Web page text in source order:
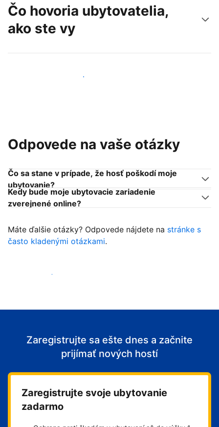
Čo hovoria ubytovatelia,
ako ste vy
Pridať sa k podobným ubytovateľom
Odpovede na vaše otázky
Čo sa stane v prípade, že hosť poškodí moje
ubytovanie?
Kedy bude moje ubytovacie zariadenie
zverejnené online?
Máte ďalšie otázky? Odpovede nájdete na stránke s
často kladenými otázkami.
Začať prijímať hostí
Zaregistrujte sa ešte dnes a začnite
prijímať nových hostí
Zaregistrujte svoje ubytovanie
zadarmo